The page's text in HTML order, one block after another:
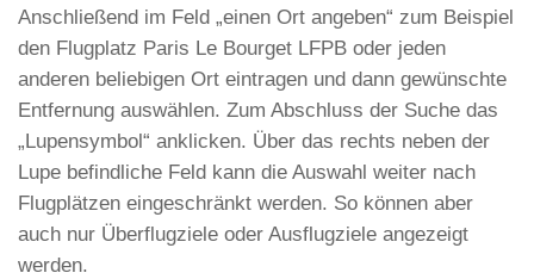
Anschließend im Feld „einen Ort angeben“ zum Beispiel
den Flugplatz Paris Le Bourget LFPB oder jeden
anderen beliebigen Ort eintragen und dann gewünschte
Entfernung auswählen. Zum Abschluss der Suche das
„Lupensymbol“ anklicken. Über das rechts neben der
Lupe befindliche Feld kann die Auswahl weiter nach
Flugplätzen eingeschränkt werden. So können aber
auch nur Überflugziele oder Ausflugziele angezeigt
werden.